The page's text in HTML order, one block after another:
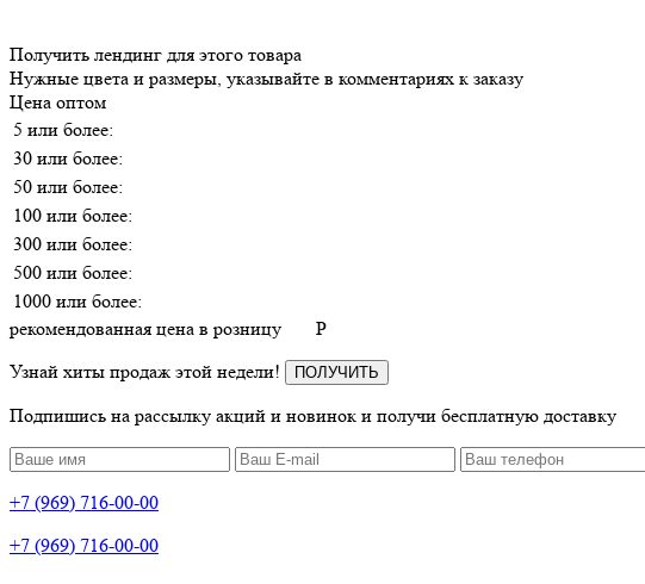
Получить лендинг для этого товара
Нужные цвета и размеры, указывайте в комментариях к заказу
Цена оптом
5 или более:
30 или более:
50 или более:
100 или более:
300 или более:
500 или более:
1000 или более:
рекомендованная цена в розницу
P
Узнай хиты продаж этой недели!
ПОЛУЧИТЬ
Подпишись на рассылку акций и новинок и получи бесплатную доставку
+7 (969) 716-00-00
+7 (969) 716-00-00